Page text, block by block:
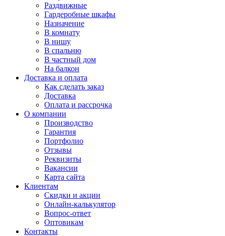
Раздвижные
Гардеробные шкафы
Назначение
В комнату
В нишу
В спальню
В частный дом
На балкон
Доставка и оплата
Как сделать заказ
Доставка
Оплата и рассрочка
О компании
Производство
Гарантия
Портфолио
Отзывы
Реквизиты
Вакансии
Карта сайта
Клиентам
Скидки и акции
Онлайн-калькулятор
Вопрос-ответ
Оптовикам
Контакты